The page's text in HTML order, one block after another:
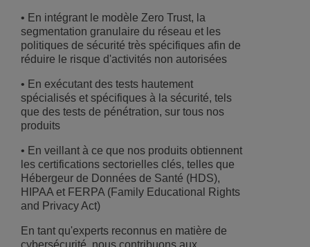
• En intégrant le modèle Zero Trust, la
segmentation granulaire du réseau et les
politiques de sécurité très spécifiques afin de
réduire le risque d'activités non autorisées
• En exécutant des tests hautement
spécialisés et spécifiques à la sécurité, tels
que des tests de pénétration, sur tous nos
produits
• En veillant à ce que nos produits obtiennent
les certifications sectorielles clés, telles que
Hébergeur de Données de Santé (HDS),
HIPAA et FERPA (Family Educational Rights
and Privacy Act)
En tant qu'experts reconnus en matière de